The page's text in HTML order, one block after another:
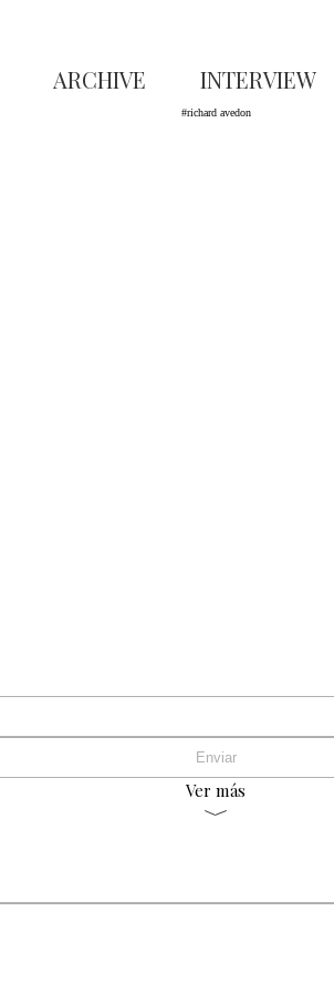
ARCHIVE INTERVIEW
#richard avedon
Ver más